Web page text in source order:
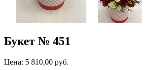
Букет № 451
Цена: 5 810,00 руб.